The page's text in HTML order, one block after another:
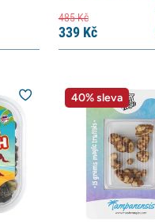
485Kč
339Kč
40% sleva